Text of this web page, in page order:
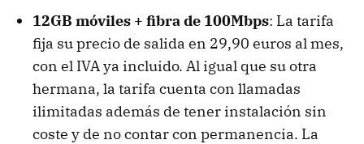
12GB móviles + fibra de 100Mbps: La tarifa
fija su precio de salida en 29,90 euros al mes,
con el IVA ya incluido. Al igual que su otra
hermana, la tarifa cuenta con llamadas
ilimitadas además de tener instalación sin
coste y de no contar con permanencia. La